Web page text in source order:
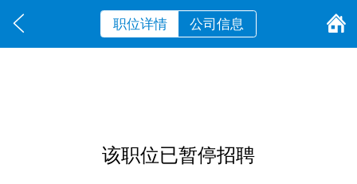
职位详情 公司信息
该职位已暂停招聘